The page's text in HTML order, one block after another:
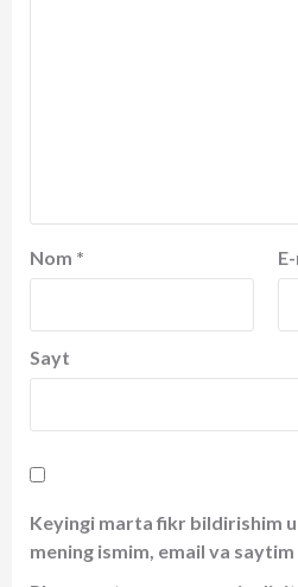
Nom *
Sayt
Keyingi marta fikr bildirishim
mening ismim, email va